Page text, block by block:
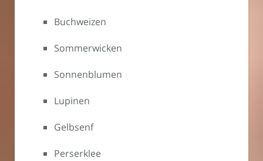
Buchweizen
Sommerwicken
Sonnenblumen
Lupinen
Gelbsenf
Perserklee